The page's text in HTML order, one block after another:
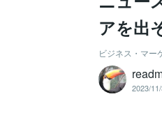
アを出
ビジネス・マー
2023/